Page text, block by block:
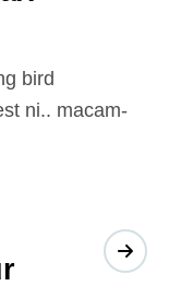
ni.. macam-